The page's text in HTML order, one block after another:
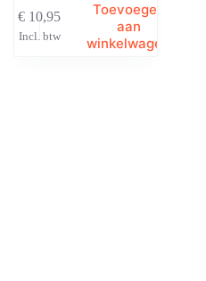
€ 10,95
Incl. btw
Toevoegen
aan
winkelwagen